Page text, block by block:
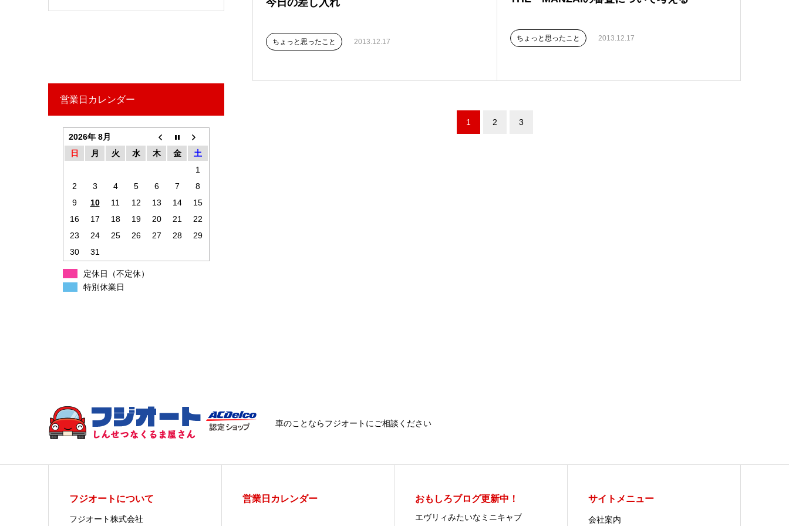
ちょっと思ったこと 2013.12.17 ちょっと思ったこと 2013.12.17
1 2 3
営業日カレンダー
2026年 8月
日
月 火 水 木 金
土
1
2
3 4 5 6 7
8
9
10 11 12 13 14
15
16
17 18 19 20 21
22
23
24 25 26 27 28
29
30
31
定休日（不定休）
特別休業日
車のことならフジオートにご相談ください
フジオートについて
フジオート株式会社
営業日カレンダー おもしろブログ更新中！
エヴリィみたいなミニキャブ
サイトメニュー
会社案内